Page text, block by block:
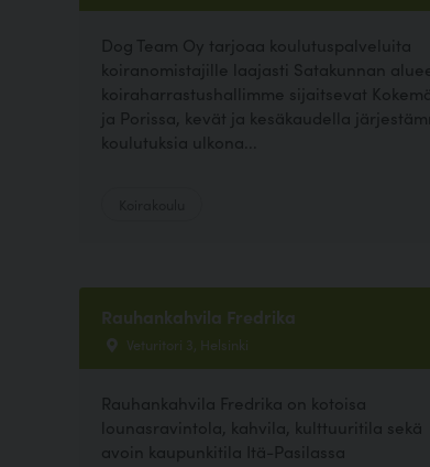
Dog Team Oy tarjoaa koulutuspalveluita
koiranomistajille laajasti Satakunnan
koiraharrastushallimme sijaitsevat
ja Porissa, kevät ja kesäkaudella
koulutuksia ulkona...
Rauhankahvila Fredrika
Veturitori 3, Helsinki
Rauhankahvila Fredrika on kotoisa
lounasravintola, kahvila, kulttuuritila sekä
avoin kaupunkitila Itä-Pasilassa